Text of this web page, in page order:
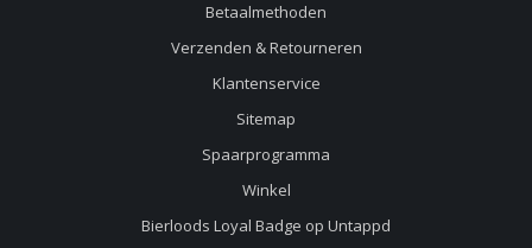
Betaalmethoden
Verzenden & Retourneren
Klantenservice
Sitemap
Spaarprogramma
Winkel
Bierloods Loyal Badge op Untappd